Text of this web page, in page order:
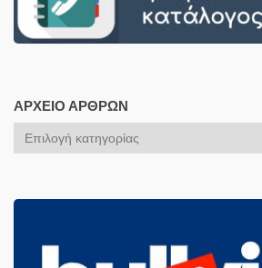
ΑΡΧΕΊΟ ΆΡΘΡΩΝ
Αρχείο
Άρθρων